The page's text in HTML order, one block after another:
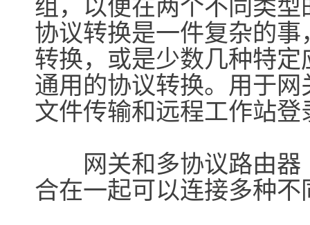
组，以便在两个不同类
协议转换是一件复杂的
转换，或是少数几种特
通用的协议转换。用于
文件传输和远程工作站登
网关和多协议路由器
合在一起可以连接多种不